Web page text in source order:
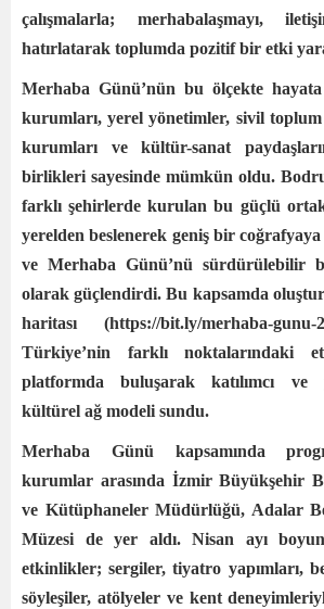
çalışmalarla; merhabalaşmayı,
hatırlatarak toplumda pozitif bir etki
Merhaba Günü’nün bu ölçekte
kurumları, yerel yönetimler, sivil
kurumları ve kültür-sanat
birlikleri sayesinde mümkün oldu.
farklı şehirlerde kurulan bu güçlü
yerelden beslenerek geniş bir coğrafyaya
ve Merhaba Günü’nü sürdürülebilir
olarak güçlendirdi. Bu kapsamda
haritası (https://bit.ly/merhaba-gunu-
Türkiye’nin farklı noktalarındaki
platformda buluşarak katılımcı ve
kültürel ağ modeli sundu.
Merhaba Günü kapsamında
kurumlar arasında İzmir Büyükşehir
ve Kütüphaneler Müdürlüğü, Adalar
Müzesi de yer aldı. Nisan ayı
etkinlikler; sergiler, tiyatro yapımları,
söyleşiler, atölyeler ve kent